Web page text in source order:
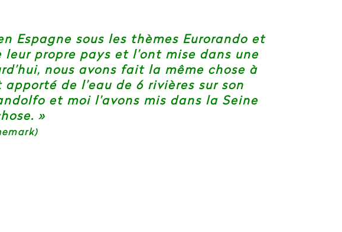
Espagne sous les thèmes Eurorando et
propre pays et l’ont mise dans une
nous avons fait la même chose à
de l’eau de 6 rivières sur son
et moi l’avons mis dans la Seine
»